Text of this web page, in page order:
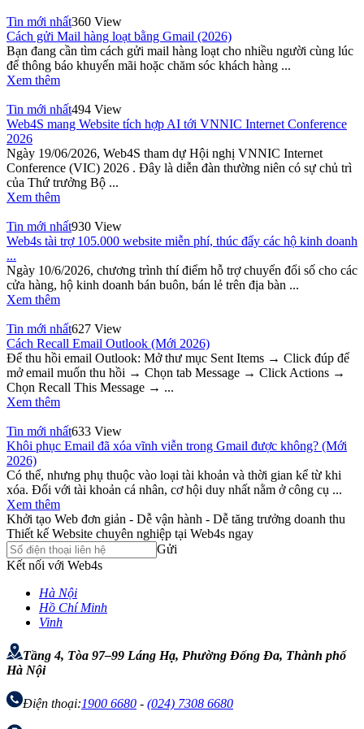
Tin mới nhất360 View
Cách gửi Mail hàng loạt bằng Gmail (2026)
Bạn đang cần tìm cách gửi mail hàng loạt cho nhiều người cùng lúc
để thông báo khuyến mãi hoặc chăm sóc khách hàng ...
Xem thêm
Tin mới nhất494 View
Web4S mang Website tích hợp AI tới VNNIC Internet Conference
2026
Ngày 19/06/2026, Web4S tham dự Hội nghị VNNIC Internet
Conference (VIC) 2026 . Đây là diễn đàn thường niên có sự chủ trì
của Thứ trưởng Bộ ...
Xem thêm
Tin mới nhất930 View
Web4s tài trợ 105.000 website miễn phí, thúc đẩy các hộ kinh doanh
...
Ngày 10/6/2026, chương trình thí điểm hỗ trợ chuyển đổi số cho các
cửa hàng, hộ kinh doanh bán buôn, bán lẻ trên địa bàn ...
Xem thêm
Tin mới nhất627 View
Cách Recall Email Outlook (Mới 2026)
Để thu hồi email Outlook: Mở thư mục Sent Items → Click đúp để
mở email muốn thu hồi → Chọn tab Message → Click Actions →
Chọn Recall This Message → ...
Xem thêm
Tin mới nhất633 View
Khôi phục Email đã xóa vĩnh viễn trong Gmail được không? (Mới
2026)
Có thể, nhưng phụ thuộc vào loại tài khoản và thời gian kể từ khi
xóa. Đối với tài khoản cá nhân, cơ hội duy nhất nằm ở công cụ ...
Xem thêm
Khởi tạo Web đơn giản - Dễ vận hành - Dễ tăng trưởng doanh thu
Thiết kế Website chuyên nghiệp tại Web4s ngay
Gửi
Kết nối với Web4s
Hà Nội
Hồ Chí Minh
Vinh
Tầng 4, Tòa 97–99 Láng Hạ, Phường Đống Đa, Thành phố
Hà Nội
Điện thoại:1900 6680 - (024) 7308 6680